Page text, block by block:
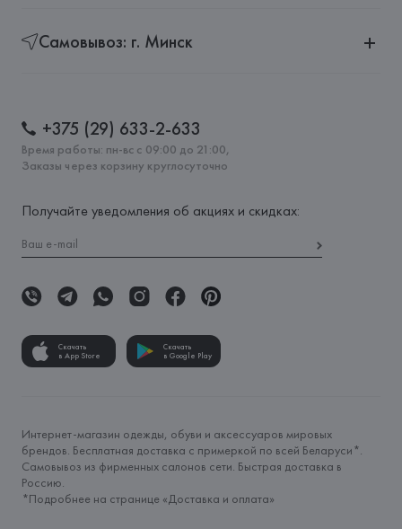
Самовывоз: г. Минск
+375 (29) 633-2-633
Время работы: пн-вс с 09:00 до 21:00,
Заказы через корзину круглосуточно
Получайте уведомления об акциях и скидках:
Скачать
в App Store
Скачать
в Google Play
Интернет-магазин одежды, обуви и аксессуаров мировых
брендов. Бесплатная доставка с примеркой по всей Беларуси*.
Самовывоз из фирменных салонов сети. Быстрая доставка в
Россию.
*Подробнее на странице «Доставка и оплата»